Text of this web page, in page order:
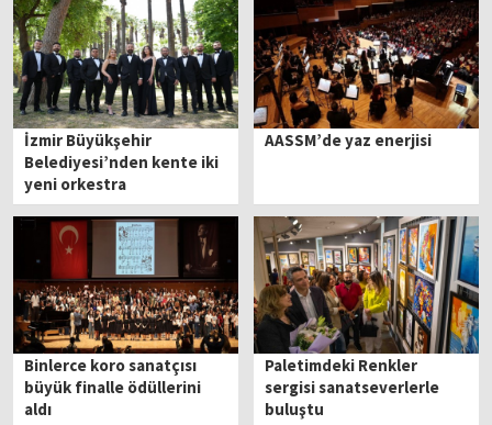
İzmir Büyükşehir
Belediyesi’nden kente iki
yeni orkestra
AASSM’de yaz enerjisi
Binlerce koro sanatçısı
büyük finalle ödüllerini
aldı
Paletimdeki Renkler
sergisi sanatseverlerle
buluştu